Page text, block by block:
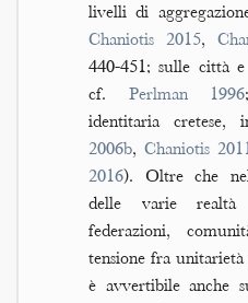
livelli di
Chaniotis 2015,
440-451; sulle città
cf. Perlman 1996
identitaria cretese,
2006b, Chaniotis
2016). Oltre che
delle varie
federazioni,
tensione fra
è avvertibile anche